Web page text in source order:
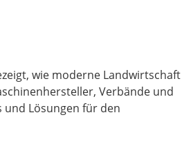
wie moderne Landwirtschaft
Verbände und
Lösungen für den